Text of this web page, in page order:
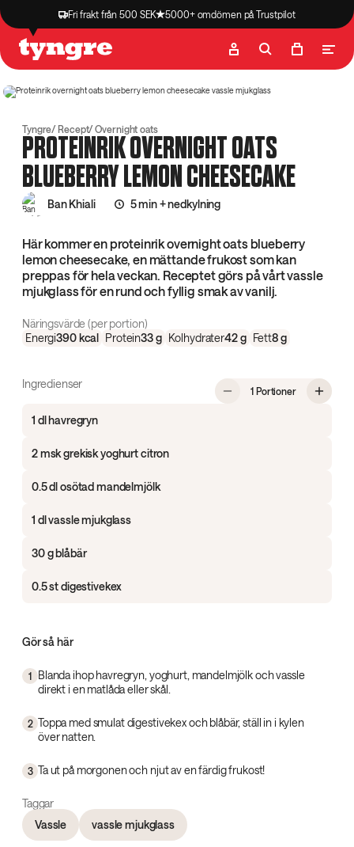
Fri frakt från 500 SEK 5000+ omdömen på Trustpilot
Butik Recept
Tyngre Recept Overnight oats
PROTEINRIK OVERNIGHT OATS
BLUEBERRY LEMON CHEESECAKE
Ban Khiali 5 min + nedkylning
Här kommer en proteinrik overnight oats blueberry
lemon cheesecake, en mättande frukost som kan
preppas för hela veckan. Receptet görs på vårt vassle
mjukglass för en rund och fyllig smak av vanilj.
Näringsvärde (per portion)
Energi390kcal Protein33g Kolhydrater42g Fett8g
Ingredienser
1 Portioner, Proteinrik
1 dl havregryn
2 msk grekisk yoghurt citron
0.5 dl osötad mandelmjölk
1 dl vassle mjukglass
30 g blåbär
0.5 st digestivekex
Gör så här
1
Blanda ihop havregryn, yoghurt, mandelmjölk och vassle
direkt i en matlåda eller skål.
2 Toppa med smulat digestivekex och blåbär, ställ in i kylen
över natten.
3 Ta ut på morgonen och njut av en färdig frukost!
Taggar
Vassle
vassle mjukglass